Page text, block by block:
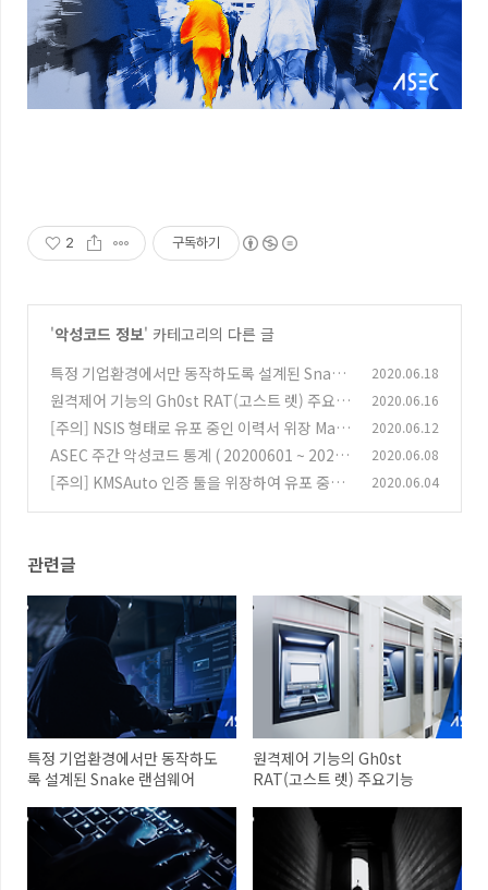
2 구독하기
'악성코드 정보' 카테고리의 다른 글
특정 기업환경에서만 동작하도록 설계된 Snake
랜섬웨어
(0)
2020.06.18
원격제어 기능의 Gh0st RAT(고스트 렛) 주요기
능 (0)
2020.06.16
[주의] NSIS 형태로 유포 중인 이력서 위장 Mak
op 랜섬웨어
(0)
2020.06.12
ASEC 주간 악성코드 통계 ( 20200601 ~ 20200
607 )
(0)
2020.06.08
[주의] KMSAuto 인증 툴을 위장하여 유포 중인
2020.06.04
관련글
특정 기업환경에서만 동작하도
록 설계된 Snake 랜섬웨어
원격제어 기능의 Gh0st
RAT(고스트 렛) 주요기능